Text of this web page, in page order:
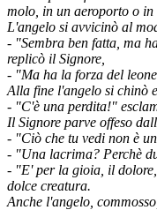
molo, in un aeroporto o in
L'angelo si avvicinò al
- "Sembra ben fatta, ma
replicò il Signore,
- "Ma ha la forza del
Alla fine l'angelo si chinò
- "C'è una perdita!"
Il Signore parve offeso
- "Ciò che tu vedi non è
- "Una lacrima? Perchè
- "E' per la gioia, il
dolce creatura.
Anche l'angelo,